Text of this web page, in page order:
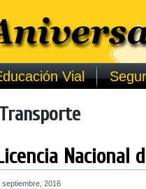
Vial
Nacional
septiembre, 2016